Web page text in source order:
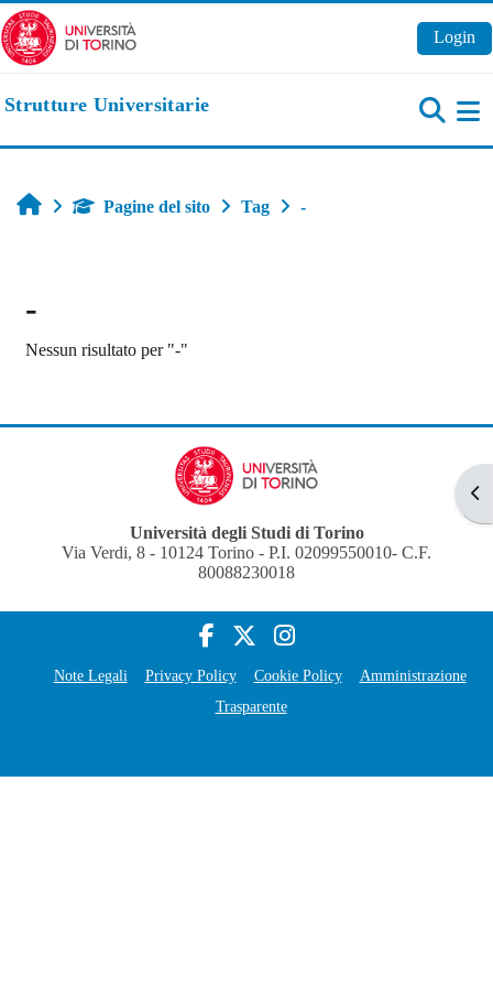
Vai al contenuto principale
Login
Strutture Universitarie
HomePagine del sito Tag -
-
Nessun risultato per "-"
Università degli Studi di Torino
Via Verdi, 8 - 10124 Torino - P.I. 02099550010- C.F.
80088230018
Note Legali Privacy Policy Cookie Policy
Amministrazione
Trasparente